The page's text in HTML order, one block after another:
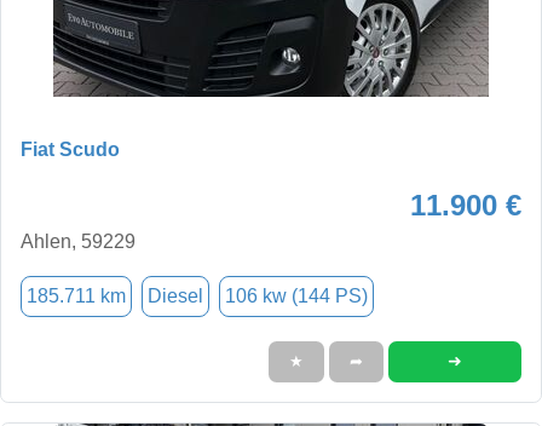
Fiat Scudo
11.900 €
Ahlen, 59229
185.711 km Diesel 106 kw (144 PS)
★ ➦ ➜